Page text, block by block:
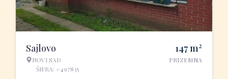
Sajlovo
NOVI SAD
ŠIFRA: #497835
147m2
PRIZEMNA